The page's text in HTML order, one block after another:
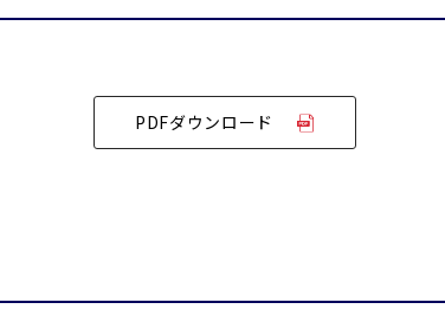
PDFダウンロード
エリア／施設 新宿・高田馬場エリア
ベルサール新宿南口
秋葉原・神田・東京エリア